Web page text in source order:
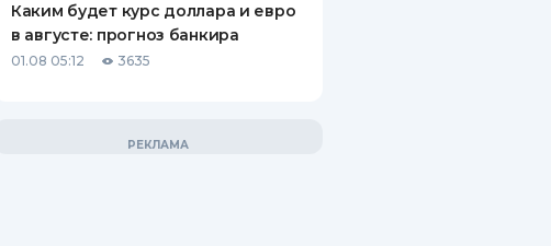
Каким будет курс доллара и евро
в августе: прогноз банкира
01.08 05:12 3635